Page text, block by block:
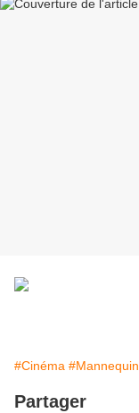
#Cinéma #Mannequin
Partager